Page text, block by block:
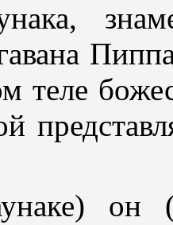
теле
он